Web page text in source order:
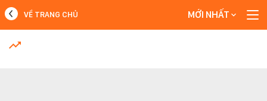
MỚI NHẤT
VỀ TRANG CHỦ MỚI NHẤT